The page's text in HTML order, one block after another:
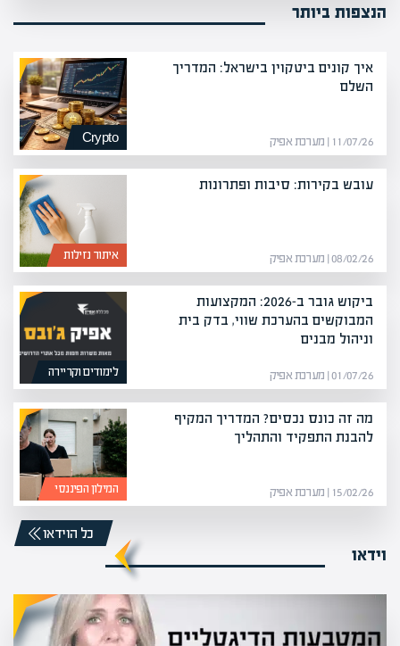
הנצפות ביותר
Crypto
איך קונים ביטקוין בישראל: המדריך
השלם
11/07/26 | מערכת אפיק
איתור נזילות
עובש בקירות: סיבות ופתרונות
08/02/26 | מערכת אפיק
לימודים וקריירה
ביקוש גובר ב-2026: המקצועות
המבוקשים בהערכת שווי, בדק בית
וניהול מבנים
01/07/26 | מערכת אפיק
המילון הפיננסי
מה זה כונס נכסים? המדריך המקיף
להבנת התפקיד והתהליך
15/02/26 | מערכת אפיק
וידאו
כל הוידאו